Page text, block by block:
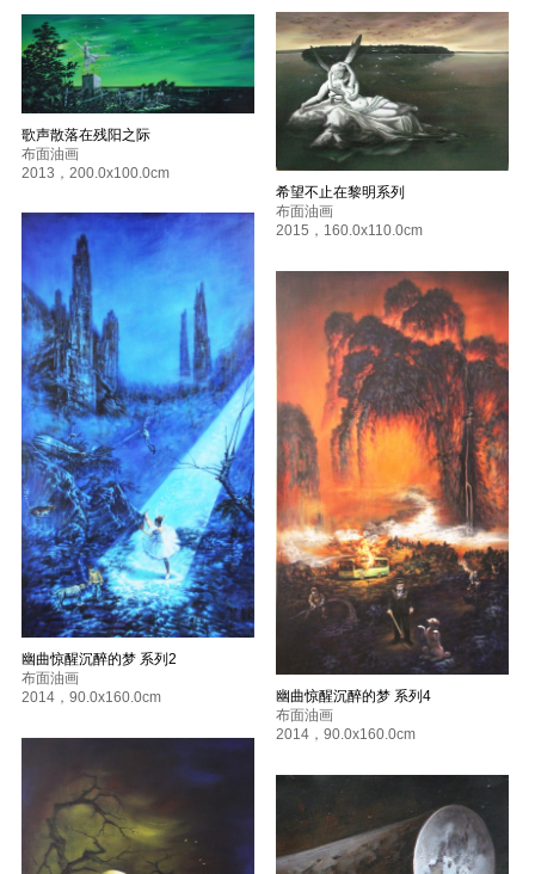
希望不止在黎明系列
布面油画
2015 ， 160.0x110.0cm
歌声散落在残阳之际
布面油画
2013 ， 200.0x100.0cm
幽曲惊醒沉醉的梦 系列2
布面油画
2014 ， 90.0x160.0cm
幽曲惊醒沉醉的梦 系列4
布面油画
2014 ， 90.0x160.0cm